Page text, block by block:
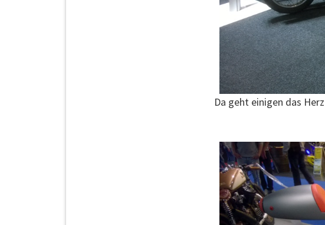
Da geht einigen das